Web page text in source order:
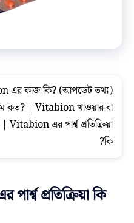
এর কাজ কি? (আপডেট তথ্য)
কত? | Vitabion খাওয়ার বা
Vitabion এর পার্শ্ব প্রতিক্রিয়া
কি?
প্রতিক্রিয়া কি?